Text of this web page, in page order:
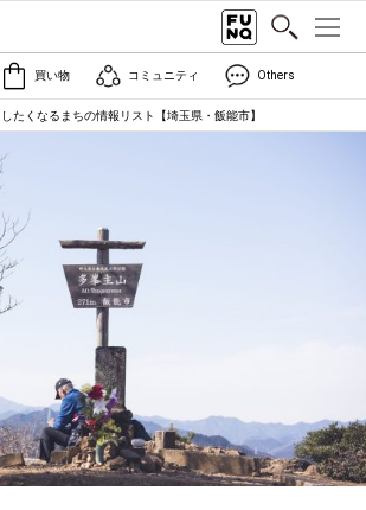
買い物 コミュニティ Others
たくなるまちの情報リスト【埼玉県・飯能市】